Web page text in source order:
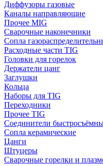
Диффузоры газовые
Каналы направляющие
Прочее MIG
Сварочные наконечники
Сопла
Расходные части TIG
Головки для горелок
Держатели цанг
Заглушки
Кольца
Наборы для TIG
Переходники
Прочее TIG
Соединители
Сопла керамические
Цанги
Штуцеры
Сварочные горелки и